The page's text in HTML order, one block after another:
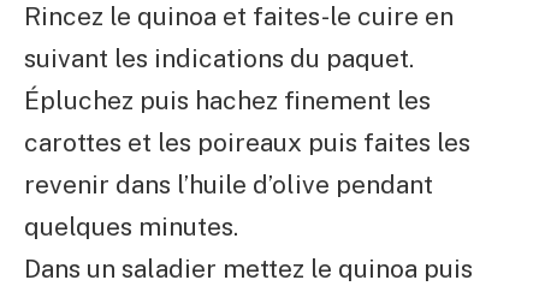
Rincez le quinoa et faites-le cuire en
suivant les indications du paquet.
Épluchez puis hachez finement les
carottes et les poireaux puis faites les
revenir dans l’huile d’olive pendant
quelques minutes.
Dans un saladier mettez le quinoa puis